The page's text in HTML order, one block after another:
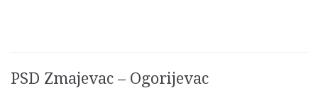
PSD Zmajevac – Ogorijevac